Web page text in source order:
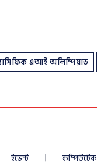
এআই অলিম্পিয়াড
ইভেন্ট কম্পিউটেক